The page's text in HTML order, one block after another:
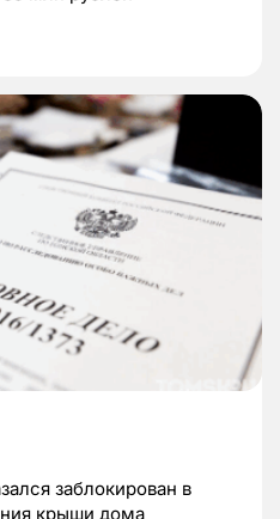
заблокирован в
крыши дома